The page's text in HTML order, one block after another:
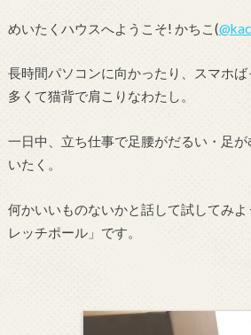
めいたくハウスへようこそ! かちこ(
長時間パソコンに向かったり、スマホ
多くて猫背で肩こりなわたし。
一日中、立ち仕事で足腰がだるい・足
いたく。
何かいいものないかと話して試してみ
レッチポール」です。